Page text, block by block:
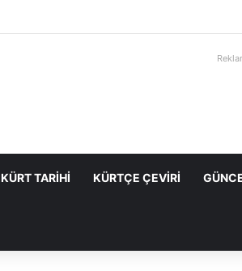
KÜRT TARIHI KÜRTÇE ÇEVIRI